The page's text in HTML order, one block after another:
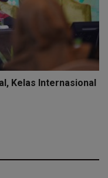
Kelas Internasional